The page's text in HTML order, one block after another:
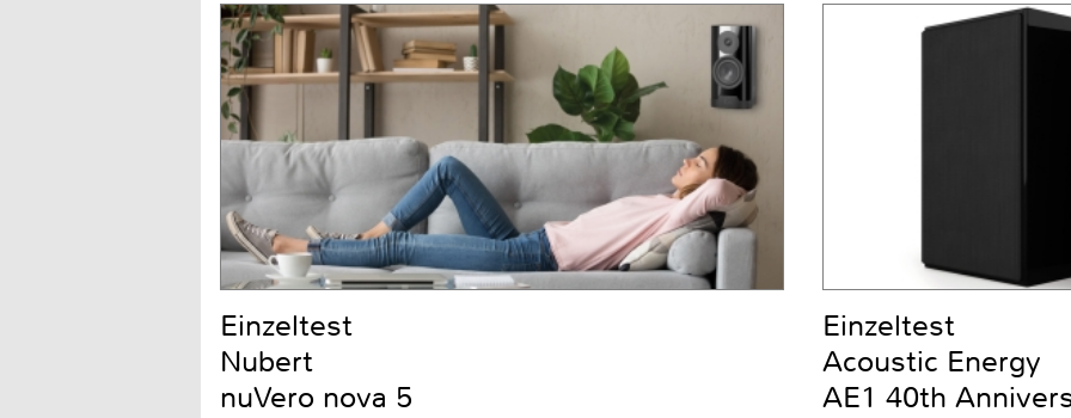
Einzeltest
Nubert
nuVero nova 5
Einzeltest
Acoustic Energy
AE1 40th